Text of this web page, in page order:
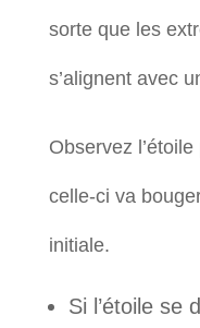
sorte que les
s’alignent avec
Observez
celle-ci va
initiale.
Si l’étoile se